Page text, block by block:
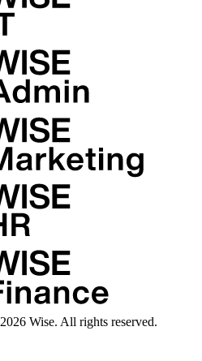
2026 Wise. All rights reserved.